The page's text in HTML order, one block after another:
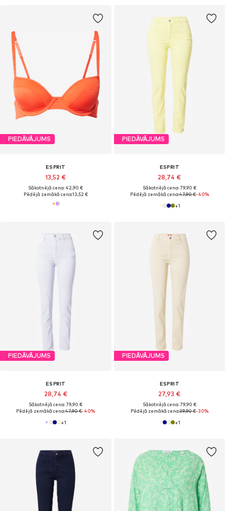
PIEDĀVĀJUMS
ESPRIT
13,52 €
Sākotnējā cena: 42,90 €
Pēdējā zemākā cena:13,52 €
PIEDĀVĀJUMS
ESPRIT
28,74 €
Sākotnējā cena: 79,90 €
Pēdējā zemākā cena:47,90 €-40%
+1
PIEDĀVĀJUMS
ESPRIT
28,74 €
Sākotnējā cena: 79,90 €
Pēdējā zemākā cena:47,90 €-40%
+1
PIEDĀVĀJUMS
ESPRIT
27,93 €
Sākotnējā cena: 79,90 €
Pēdējā zemākā cena:39,90 €-30%
+1